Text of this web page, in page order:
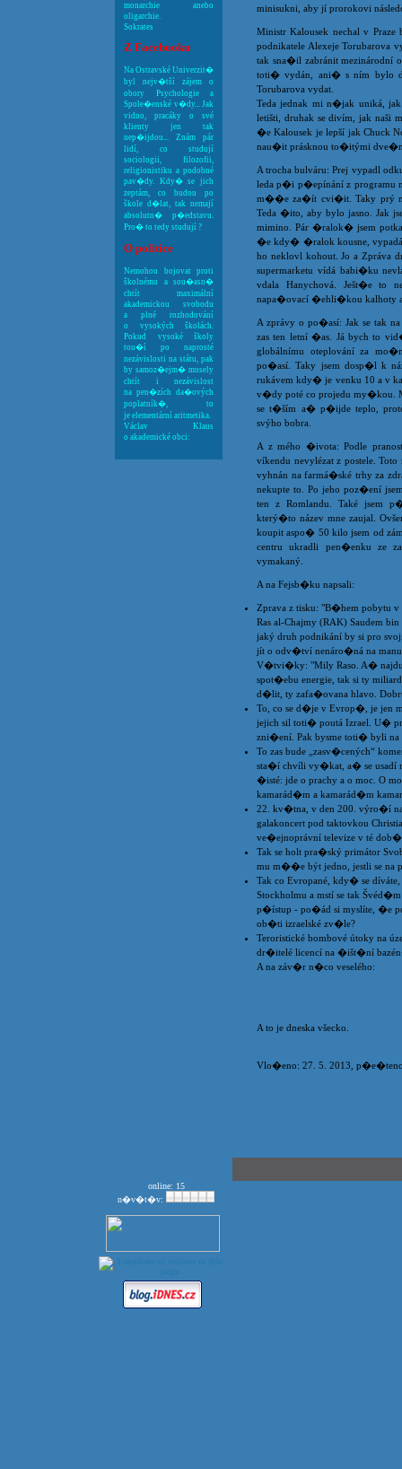
minisukni, aby jí prorokovi
Ministr Kalousek nechal v
podnikatele Alexeje Torubarova
tak sna�il zabránit mezinárodní
toti� vydán, ani� s ním bylo
Torubarova vydat.
Teda jednak mi n�jak uniká,
letišti, druhak se divím, jak
�e Kalousek je lepší jak Chuck
nau�it prásknou to�itými
A trocha bulváru: Prej vypadl
leda p�i p�epínání z programu
m��e za�ít cvi�it. Taky prý
Teda �ito, aby bylo jasno. Jak
mimino. Pár �ralok� jsem
�e kdy� �ralok kousne,
ho neklovl kohout. Jo a Zpráva
supermarketu vídá babi�ku
vdala Hanychová. Ješt�e to
napa�ovací �ehli�kou kalhoty
A zprávy o po�así: Jak se tak
zas ten letní �as. Já bych to
globálnímu oteplování za
po�así. Taky jsem dosp�l k
rukávem kdy� je venku 10 a v
v�dy poté co projedu my�kou.
se t�ším a� p�ijde teplo,
svýho bobra.
A z mého �ivota: Podle
víkendu nevylézat z postele.
vyhnán na farmá�ské trhy za
nekupte to. Po jeho poz�ení
ten z Romlandu. Také jsem
který�to název mne zaujal.
koupit aspo� 50 kilo jsem od
centru ukradli pen�enku ze
vymakaný.
A na Fejsb�ku napsali:
Zprava z tisku: "B�hem pobytu v
Ras al-Chajmy (RAK) Saudem
jaký druh podnikání by si pro
jít o odv�tví nenáro�ná na
V�tvi�ky: "Mily Raso. A� najdu
spot�ebu energie, tak si ty
d�lit, ty zafa�ovana hlavo.
To, co se d�je v Evrop�, je jen
jejich sil toti� poutá Izrael. U�
zni�ení. Pak bysme toti� byli
To zas bude „zasv�cených“
sta�í chvíli vy�kat, a� se
�isté: jde o prachy a o moc. O
kamarád�m a kamarád�m
22. kv�tna, v den 200. výro�í
galakoncert pod taktovkou
ve�ejnoprávní televize v té
Tak se holt pra�ský primátor
mu m��e být jedno, jestli se na
Tak co Evropané, kdy� se
Stockholmu a mstí se tak
p�ístup - po�ád si myslíte, �e
ob�ti izraelské zv�le?
Teroristické bombové útoky na
dr�itelé licencí na �išt�ní
A na záv�r n�co veselého:
A to je dneska všecko.
Vlo�eno: 27. 5. 2013, p�e�teno
monarchie anebo
oligarchie.
Sokrates
Z Facebooku
Na Ostravské Univerzit�
byl nejv�tší zájem o
obory Psychologie a
Spole�enské v�dy... Jak
vidno, pracáky o své
klienty jen tak
nep�ijdou... Znám pár
lidí, co studují
sociologii, filozofii,
religionistiku a podobné
pav�dy. Kdy� se jich
zeptám, co budou po
škole d�lat, tak nemají
absolutn� p�edstavu.
Pro� to tedy studují ?
O politice
Nemohou bojovat proti
školnému a sou�asn�
chtít maximální
akademickou svobodu
a plné rozhodování
o vysokých školách.
Pokud vysoké školy
tou�í po naprosté
nezávislosti na státu, pak
by samoz�ejm� musely
chtít i nezávislost
na pen�zích da�ových
poplatník�, to
je elementární aritmetika.
Václav Klaus
o akademické obci:
online: 15
n�v�t�v: